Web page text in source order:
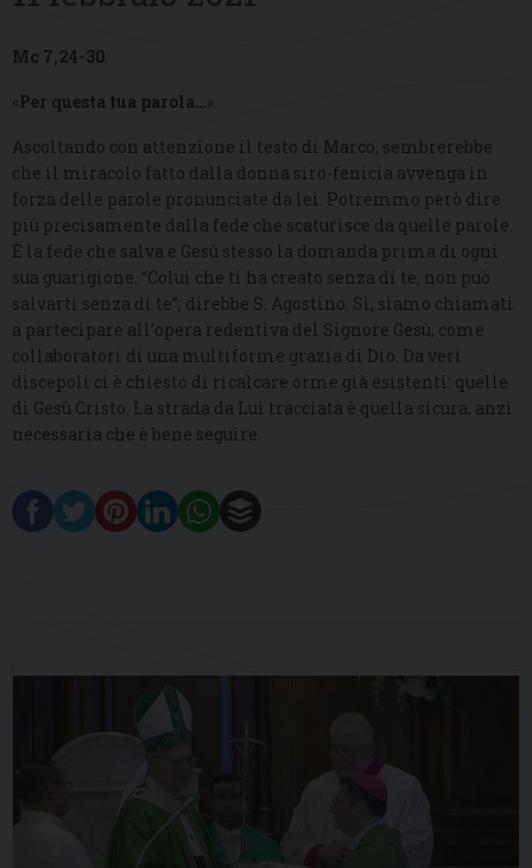
Mc 7,24-30
«Per questa tua parola…».
Ascoltando con attenzione il testo di Marco, sembrerebbe
che il miracolo fatto dalla donna siro-fenicia avvenga in
forza delle parole pronunciate da lei. Potremmo però dire
più precisamente dalla fede che scaturisce da quelle parole.
È la fede che salva e Gesù stesso la domanda prima di ogni
sua guarigione. “Colui che ti ha creato senza di te, non può
salvarti senza di te”, direbbe S. Agostino. Sì, siamo chiamati
a partecipare all’opera redentiva del Signore Gesù, come
collaboratori di una multiforme grazia di Dio. Da veri
discepoli ci è chiesto di ricalcare orme già esistenti: quelle
di Gesù Cristo. La strada da Lui tracciata è quella sicura, anzi
necessaria che è bene seguire.